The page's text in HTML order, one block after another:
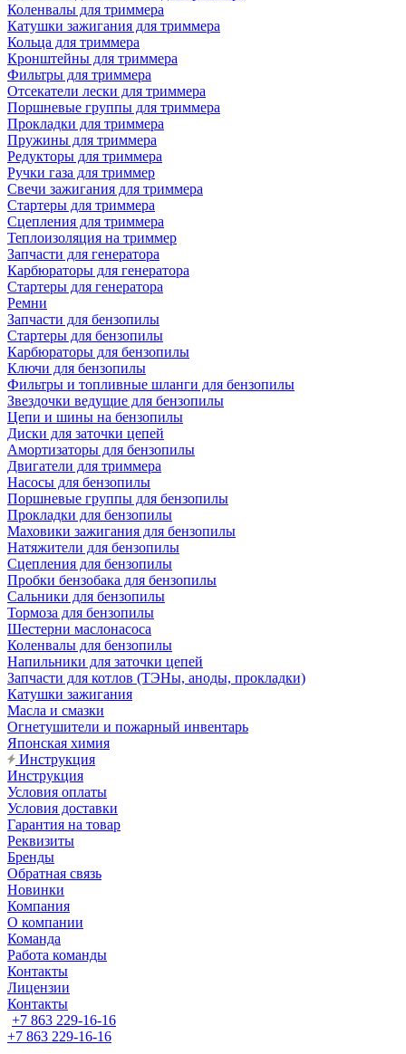
Коленвалы для триммера
Катушки зажигания для триммера
Кольца для триммера
Кронштейны для триммера
Фильтры для триммера
Отсекатели лески для триммера
Поршневые группы для триммера
Прокладки для триммера
Пружины для триммера
Редукторы для триммера
Ручки газа для триммер
Свечи зажигания для триммера
Стартеры для триммера
Сцепления для триммера
Теплоизоляция на триммер
Запчасти для генератора
Карбюраторы для генератора
Стартеры для генератора
Ремни
Запчасти для бензопилы
Стартеры для бензопилы
Карбюраторы для бензопилы
Ключи для бензопилы
Фильтры и топливные шланги для бензопилы
Звездочки ведущие для бензопилы
Цепи и шины на бензопилы
Диски для заточки цепей
Амортизаторы для бензопилы
Двигатели для триммера
Насосы для бензопилы
Поршневые группы для бензопилы
Прокладки для бензопилы
Маховики зажигания для бензопилы
Натяжители для бензопилы
Сцепления для бензопилы
Пробки бензобака для бензопилы
Сальники для бензопилы
Тормоза для бензопилы
Шестерни маслонасоса
Коленвалы для бензопилы
Напильники для заточки цепей
Запчасти для котлов (ТЭНы, аноды, прокладки)
Катушки зажигания
Масла и смазки
Огнетушители и пожарный инвентарь
Японская химия
Инструкция
Инструкция
Условия оплаты
Условия доставки
Гарантия на товар
Реквизиты
Бренды
Обратная связь
Новинки
Компания
О компании
Команда
Работа команды
Контакты
Лицензии
Контакты
+7 863 229-16-16
+7 863 229-16-16